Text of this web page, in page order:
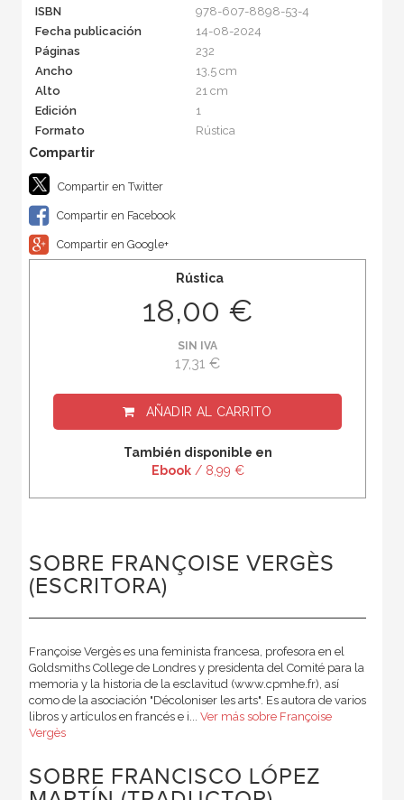
ISBN
978-607-8898-53-4
Fecha publicación
14-08-2024
Páginas
232
Ancho
13,5 cm
Alto
21 cm
Edición
1
Formato
Rústica
Compartir en Twitter
Compartir en Facebook
Compartir en Google+
Rústica
18,00 €
SIN IVA
17,31 €
AÑADIR AL CARRITO
También disponible en
Ebook/ 8,99 €
SOBRE FRANÇOISE VERGÈS
(ESCRITORA)
Françoise Vergès es una feminista francesa, profesora en el
Goldsmiths College de Londres y presidenta del Comité para la
memoria y la historia de la esclavitud (www.cpmhe.fr), así
como de la asociación "Décoloniser les arts". Es autora de varios
libros y artículos en francés e i... Ver más sobre Françoise
Vergès
SOBRE FRANCISCO LÓPEZ